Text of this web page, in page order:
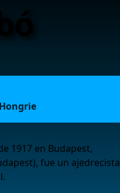
1917 en Budapest,
fue un ajedrecista